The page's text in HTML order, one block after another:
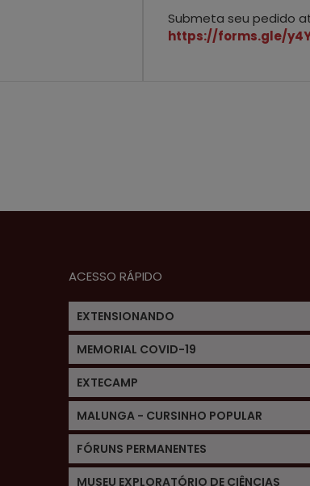
Submeta seu pedido
https://forms.gle/
ACESSO RÁPIDO
EXTENSIONANDO
MEMORIAL COVID-19
EXTECAMP
MALUNGA - CURSINHO POPULAR
FÓRUNS PERMANENTES
MUSEU EXPLORATÓRIO DE CIÊNCIAS